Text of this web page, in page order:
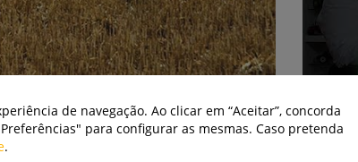
projeto
de navegação. Ao clicar em “Aceitar”, concorda
para configurar as mesmas. Caso pretenda
.